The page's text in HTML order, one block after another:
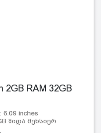
2GB RAM 32GB
inches
შიდა მეხსიერ